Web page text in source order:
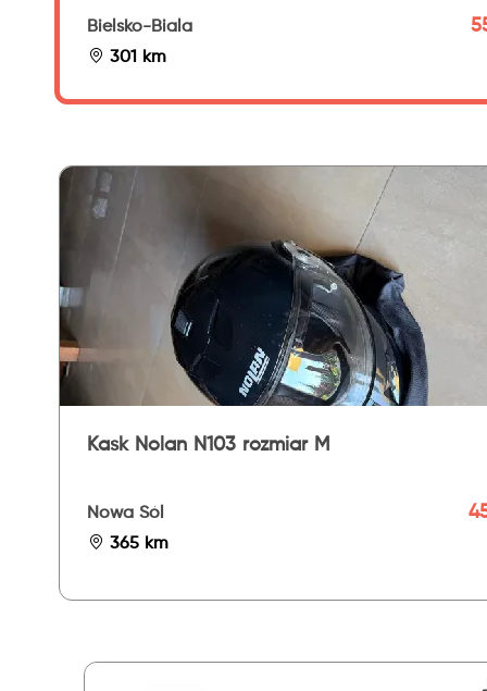
Bielsko-Biala
301 km
Kask Nolan N103 rozmiar M
Nowa Sól
365 km